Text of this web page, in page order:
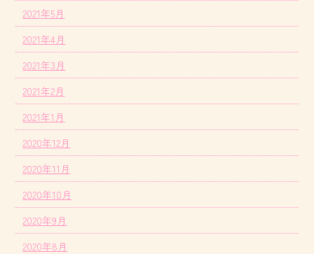
2021年5月
2021年4月
2021年3月
2021年2月
2021年1月
2020年12月
2020年11月
2020年10月
2020年9月
2020年8月